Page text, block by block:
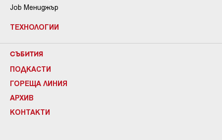
Job Мениджър
ТЕХНОЛОГИИ
СЪБИТИЯ
ПОДКАСТИ
ГОРЕЩА ЛИНИЯ
АРХИВ
КОНТАКТИ